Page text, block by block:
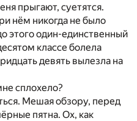
прыгают, суетятся.
нём никогда не было
этого один-единственный
классе болела
девять вылезла на
сплохело?
Мешая обзору, перед
пятна. Ох, как